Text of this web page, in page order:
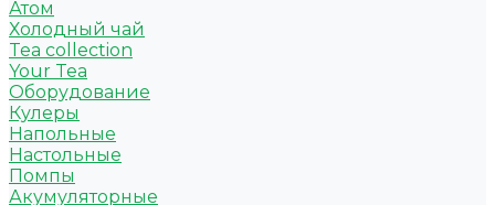
Атом
Холодный чай
Tea collection
Your Tea
Оборудование
Кулеры
Напольные
Настольные
Помпы
Акумуляторные